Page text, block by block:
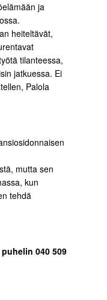
ja
heiteltävät,
tilanteessa,
jatkuessa. Ei
Palola
mutta sen
kun
tehdä
040 509